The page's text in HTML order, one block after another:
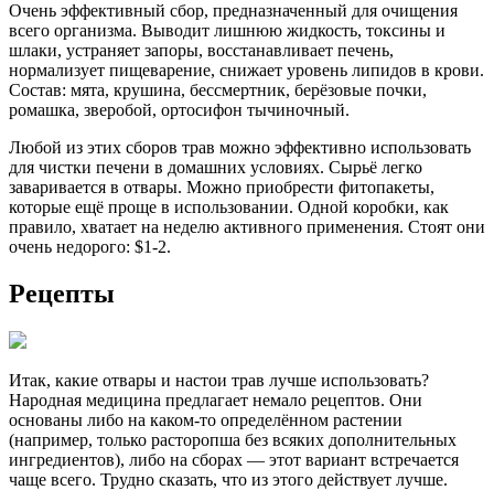
Очень эффективный сбор, предназначенный для очищения
всего организма. Выводит лишнюю жидкость, токсины и
шлаки, устраняет запоры, восстанавливает печень,
нормализует пищеварение, снижает уровень липидов в крови.
Состав: мята, крушина, бессмертник, берёзовые почки,
ромашка, зверобой, ортосифон тычиночный.
Любой из этих сборов трав можно эффективно использовать
для чистки печени в домашних условиях. Сырьё легко
заваривается в отвары. Можно приобрести фитопакеты,
которые ещё проще в использовании. Одной коробки, как
правило, хватает на неделю активного применения. Стоят они
очень недорого: $1-2.
Рецепты
Итак, какие отвары и настои трав лучше использовать?
Народная медицина предлагает немало рецептов. Они
основаны либо на каком-то определённом растении
(например, только расторопша без всяких дополнительных
ингредиентов), либо на сборах — этот вариант встречается
чаще всего. Трудно сказать, что из этого действует лучше.